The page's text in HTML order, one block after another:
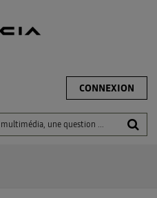
CONNEXION